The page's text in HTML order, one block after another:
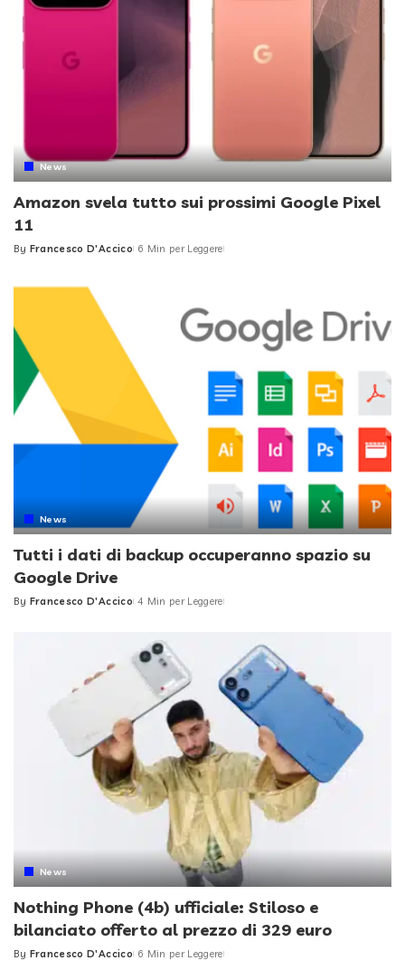
News
Amazon svela tutto sui prossimi Google Pixel
11
Posted
By Francesco D'Accico 6 Min per Leggere
News
Tutti i dati di backup occuperanno spazio su
Google Drive
Posted
By Francesco D'Accico 4 Min per Leggere
News
Nothing Phone (4b) ufficiale: Stiloso e
bilanciato offerto al prezzo di 329 euro
Posted
By Francesco D'Accico 6 Min per Leggere